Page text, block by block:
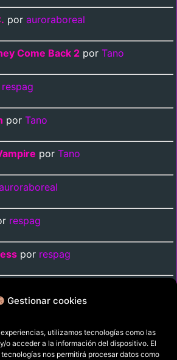
Gestionar cookies
utilizamos tecnologías como las
o acceder a la información del dispositivo. El
nos permitirá procesar datos como
por auroraboreal
Come Back 2 por Tano
respag
por Tano
por Tano
respag
por respag
de privacidad
y condiciones